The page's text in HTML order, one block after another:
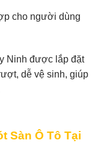
cho người dùng
Sàn Ô Tô Tại